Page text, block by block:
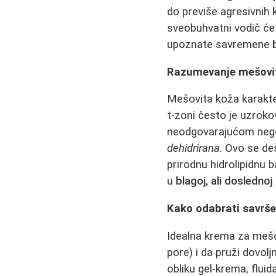
do previše agresivnih
sveobuhvatni vodič
upoznate savremene
Razumevanje
Mešovita koža
t-zoni često je
neodgovarajućom
dehidrirana. Ovo se
prirodnu hidrolipidnu
u blagoj, ali doslednoj
Kako odabrati
Idealna krema za
pore) i da pruži
obliku gel-krema,